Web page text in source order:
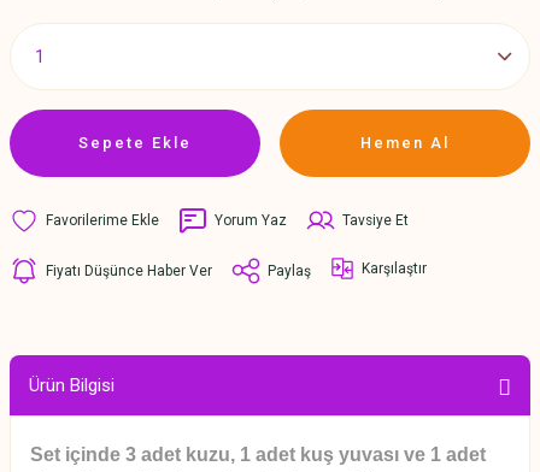
Sepete Ekle Hemen Al
Yorum Yaz Tavsiye Et
Fiyatı Düşünce Haber Ver Paylaş Karşılaştır
Ürün Bilgisi
Set içinde 3 adet kuzu, 1 adet kuş yuvası ve 1 adet